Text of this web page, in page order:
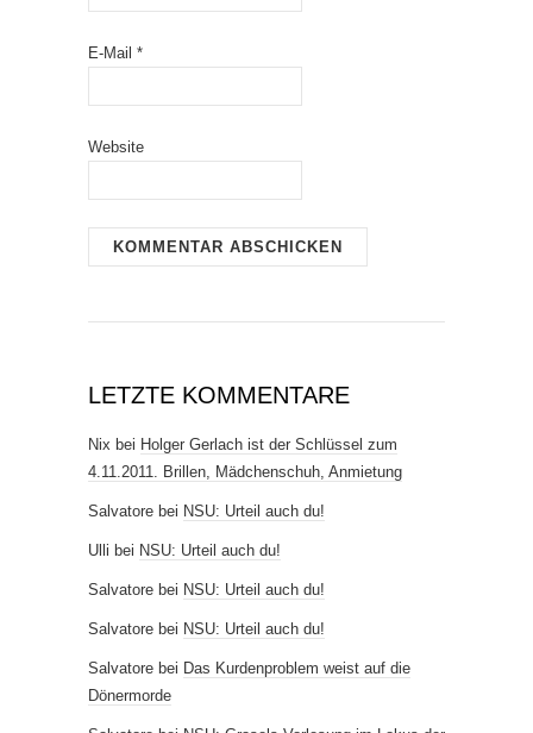
E-Mail *
Website
LETZTE KOMMENTARE
Nix bei Holger Gerlach ist der Schlüssel zum
4.11.2011. Brillen, Mädchenschuh, Anmietung
Salvatore bei NSU: Urteil auch du!
Ulli bei NSU: Urteil auch du!
Salvatore bei NSU: Urteil auch du!
Salvatore bei NSU: Urteil auch du!
Salvatore bei Das Kurdenproblem weist auf die
Dönermorde